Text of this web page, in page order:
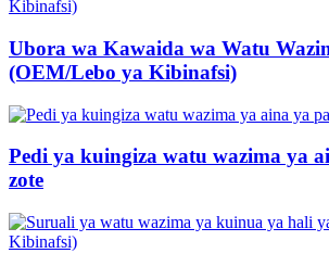
Ubora wa Kawaida wa Watu
(OEM/Lebo ya Kibinafsi)
Pedi ya kuingiza watu wazima ya
zote